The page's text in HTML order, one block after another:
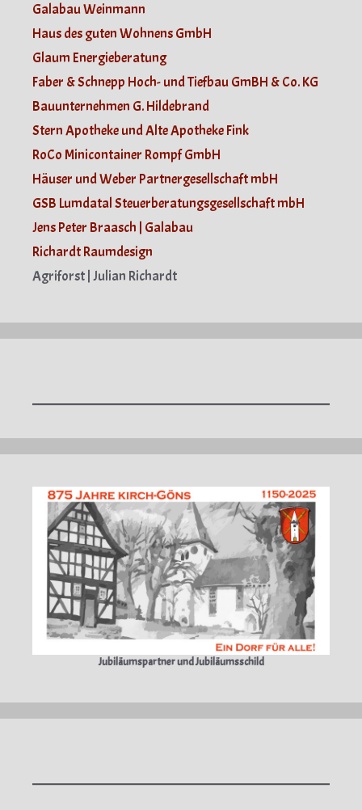
Galabau Weinmann
Haus des guten Wohnens GmbH
Glaum Energieberatung
Faber & Schnepp Hoch- und Tiefbau GmBH & Co. KG
Bauunternehmen G. Hildebrand
Stern Apotheke und Alte Apotheke Fink
RoCo Minicontainer Rompf GmbH
Häuser und Weber Partnergesellschaft mbH
GSB Lumdatal Steuerberatungsgesellschaft mbH
Jens Peter Braasch | Galabau
Richardt Raumdesign
Agriforst | Julian Richardt
Jubiläumspartner und Jubiläumsschild